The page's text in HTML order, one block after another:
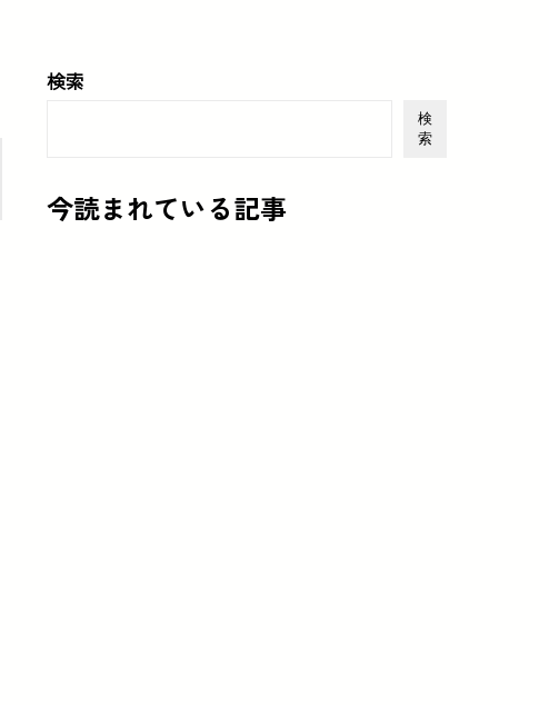
検索
検
索
今読まれている記事